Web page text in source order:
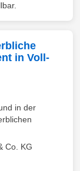
in Voll-
in der
Co. KG